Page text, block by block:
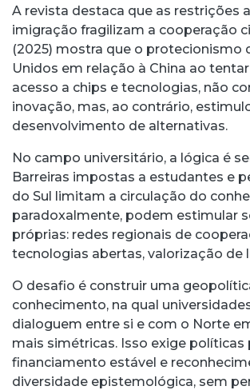
A revista destaca que as restrições
imigração fragilizam a cooperação
(2025) mostra que o protecionismo
Unidos em relação à China ao
acesso a chips e tecnologias, não
inovação, mas, ao contrário,
desenvolvimento de alternativas.
No campo universitário, a lógica é
Barreiras impostas a estudantes e
do Sul limitam a circulação do
paradoxalmente, podem estimular
próprias: redes regionais de
tecnologias abertas, valorização de
O desafio é construir uma
conhecimento, na qual
dialoguem entre si e com o Norte
mais simétricas. Isso exige políticas
financiamento estável e
diversidade epistemológica, sem